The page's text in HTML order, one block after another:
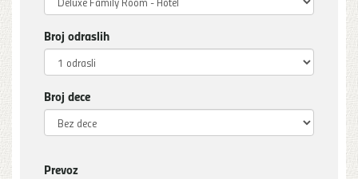
Broj odraslih
Broj dece
Prevoz